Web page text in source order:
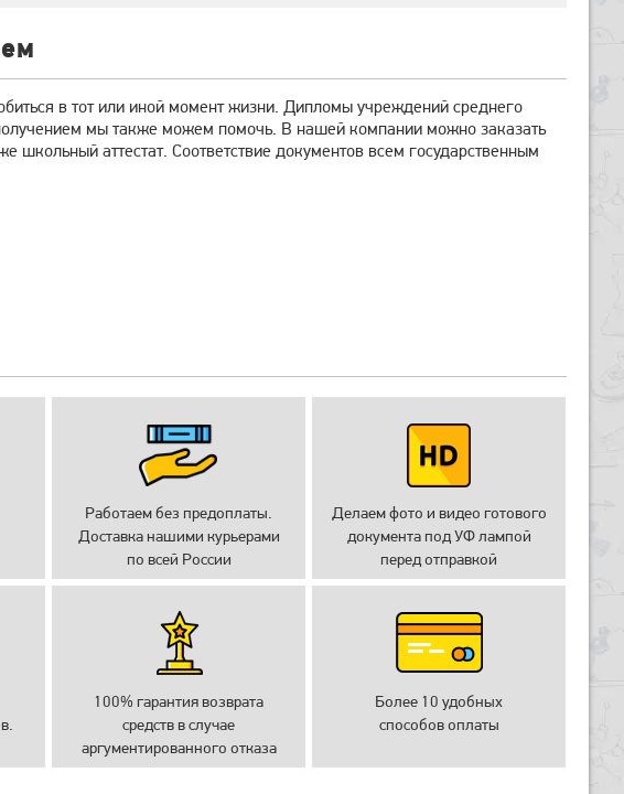
в тот или иной момент жизни. Дипломы учреждений среднего
мы также можем помочь. В нашей компании можно заказать
аттестат. Соответствие документов всем государственным
Работаем без предоплаты.
Доставка нашими курьерами
по всей России
Делаем фото и видео готового
документа под УФ лампой
перед отправкой
100% гарантия возврата
средств в случае
аргументированного отказа
Более 10 удобных
способов оплаты